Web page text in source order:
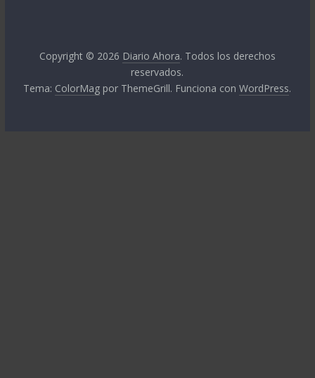
Copyright © 2026 Diario Ahora. Todos los derechos
reservados.
Tema: ColorMag por ThemeGrill. Funciona conWordPress.